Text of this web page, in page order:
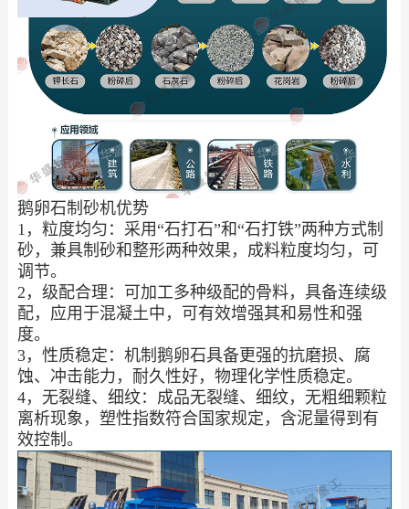
鹅卵石制砂机优势
1，粒度均匀：采用“石打石”和“石打铁”两种方式制
砂，兼具制砂和整形两种效果，成料粒度均匀，可
调节。
2，级配合理：可加工多种级配的骨料，具备连续级
配，应用于混凝土中，可有效增强其和易性和强
度。
3，性质稳定：机制鹅卵石具备更强的抗磨损、腐
蚀、冲击能力，耐久性好，物理化学性质稳定。
4，无裂缝、细纹：成品无裂缝、细纹，无粗细颗粒
离析现象，塑性指数符合国家规定，含泥量得到有
效控制。